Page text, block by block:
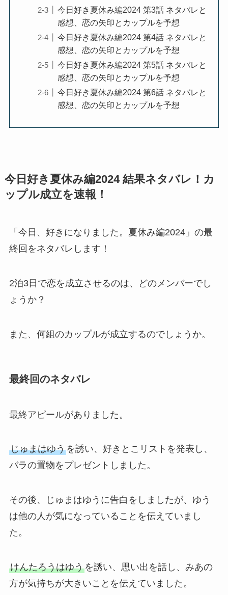
今日好き夏休み編2024 第3話 ネタバレと
感想、恋の矢印とカップルを予想
今日好き夏休み編2024 第4話 ネタバレと
感想、恋の矢印とカップルを予想
今日好き夏休み編2024 第5話 ネタバレと
感想、恋の矢印とカップルを予想
今日好き夏休み編2024 第6話 ネタバレと
感想、恋の矢印とカップルを予想
今日好き夏休み編2024 結果ネタバレ！カ
ップル成立を速報！
「今日、好きになりました。夏休み編2024」の最
終回をネタバレします！
2泊3日で恋を成立させるのは、どのメンバーでし
ょうか？
また、何組のカップルが成立するのでしょうか。
最終回のネタバレ
最終アピールがありました。
じゅまはゆうを誘い、好きとこリストを発表し、
バラの置物をプレゼントしました。
その後、じゅまはゆうに告白をしましたが、ゆう
は他の人が気になっていることを伝えていまし
た。
けんたろうはゆうを誘い、思い出を話し、みあの
方が気持ちが大きいことを伝えていました。